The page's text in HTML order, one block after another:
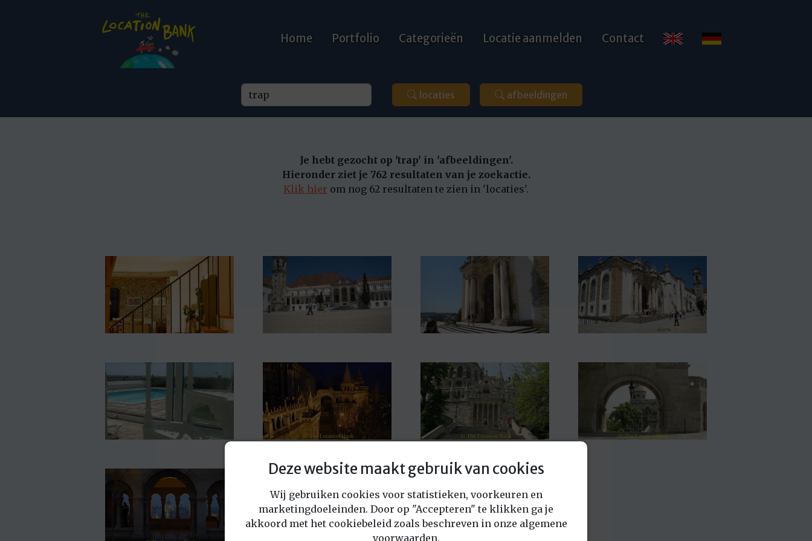
Home Portfolio Categorieën Locatie aanmelden Contact
locaties afbeeldingen
Je hebt gezocht op 'trap' in 'afbeeldingen'.
Hieronder ziet je 762 resultaten van je zoekactie.
Klik hier om nog 62 resultaten te zien in 'locaties'.
Deze website maakt gebruik van cookies
Wij gebruiken cookies voor statistieken, voorkeuren en
marketingdoeleinden. Door op "Accepteren" te klikken ga je
akkoord met het cookiebeleid zoals beschreven in onze algemene
voorwaarden.